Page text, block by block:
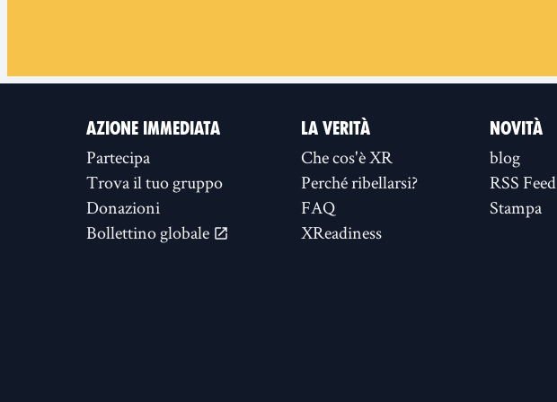
AZIONE IMMEDIATA
Partecipa
Trova il tuo gruppo
Donazioni
Bollettino globale
LA VERITÀ
Che cos'è XR
Perché ribellarsi?
FAQ
XReadiness
NOVITÀ
blog
RSS Feed
Stampa